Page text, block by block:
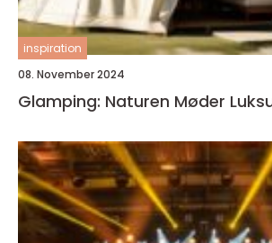
inspiration
08. November 2024
Glamping: Naturen Møder